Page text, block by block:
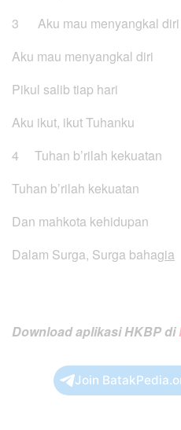
3 Aku mau menyangkal diri
Aku mau menyangkal diri
Pikul salib tiap hari
Aku ikut, ikut Tuhanku
4 Tuhan b’rilah kekuatan
Tuhan b’rilah kekuatan
Dan mahkota kehidupan
Dalam Surga, Surga bahagia
Download aplikasi HKBP di
Join